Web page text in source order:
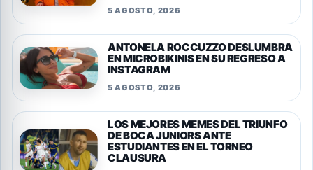
5 AGOSTO, 2026
ANTONELA ROCCUZZO DESLUMBRA
EN MICROBIKINIS EN SU REGRESO A
INSTAGRAM
5 AGOSTO, 2026
LOS MEJORES MEMES DEL TRIUNFO
DE BOCA JUNIORS ANTE
ESTUDIANTES EN EL TORNEO
CLAUSURA